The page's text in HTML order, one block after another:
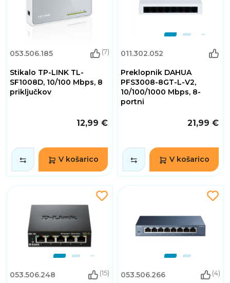
053.506.185 (7)
Stikalo TP-LINK TL-
SF1008D, 10/100 Mbps, 8
priključkov
12,99 €
V košarico
011.302.052
Preklopnik DAHUA
PFS3008-8GT-L-V2,
10/100/1000 Mbps, 8-
portni
21,99 €
V košarico
053.506.248 (15) 053.506.266 (4)